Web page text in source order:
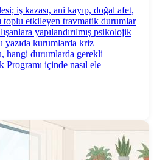
iş kazası, ani kayıp, doğal afet,
toplu etkileyen travmatik durumlar
yapılandırılmış psikolojik
yazıda kurumlarda kriz
hangi durumlarda gerekli
Programı içinde nasıl ele